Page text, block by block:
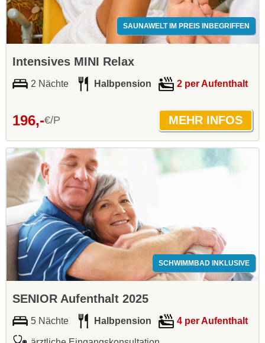
SAUNAWELT IM PREIS INBEGRIFFEN
Intensives MINI Relax
2 Nächte Halbpension 2 per Aufenthalt
196,-€/P
SCHWIMMBAD INKLUSIVE
SENIOR Aufenthalt 2025
5 Nächte Halbpension 4 per Aufenthalt